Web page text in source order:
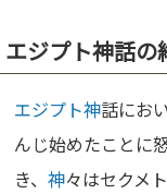
エジプト神話
エジプト神話にお
んじ始めたことに
き、 神々はセクメ